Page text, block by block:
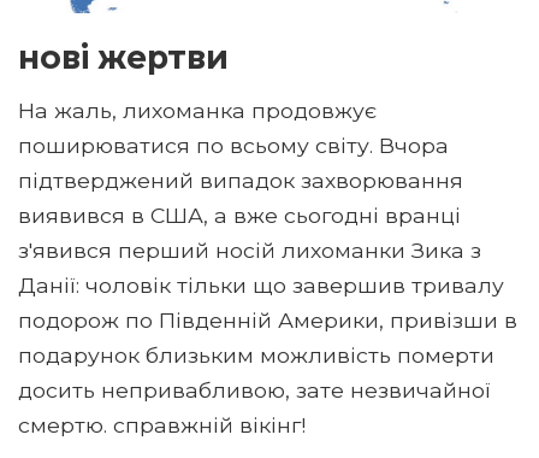
нові жертви
На жаль, лихоманка продовжує
поширюватися по всьому світу. Вчора
підтверджений випадок захворювання
виявився в США, а вже сьогодні вранці
з'явився перший носій лихоманки Зика з
Данії: чоловік тільки що завершив тривалу
подорож по Південній Америки, привізши в
подарунок близьким можливість померти
досить непривабливою, зате незвичайної
смертю. справжній вікінг!